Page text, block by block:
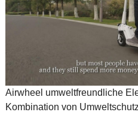
Airwheel umweltfreundliche
Kombination von